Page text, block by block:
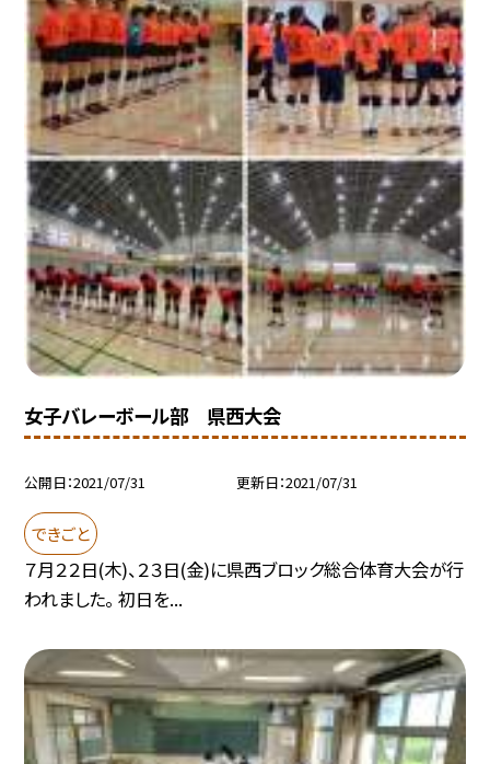
女子バレーボール部 県西大会
公開日 2021/07/31 更新日 2021/07/31
できごと
７月２２日(木)、２３日(金)に県西ブロック総合体育大会が行
われました。 初日を...